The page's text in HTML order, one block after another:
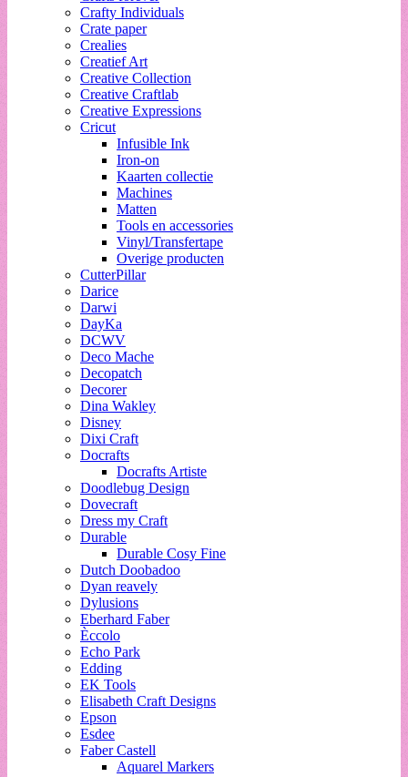
Crafty Individuals
Crate paper
Crealies
Creatief Art
Creative Collection
Creative Craftlab
Creative Expressions
Cricut
Infusible Ink
Iron-on
Kaarten collectie
Machines
Matten
Tools en accessories
Vinyl/Transfertape
Overige producten
CutterPillar
Darice
Darwi
DayKa
DCWV
Deco Mache
Decopatch
Decorer
Dina Wakley
Disney
Dixi Craft
Docrafts
Docrafts Artiste
Doodlebug Design
Dovecraft
Dress my Craft
Durable
Durable Cosy Fine
Dutch Doobadoo
Dyan reavely
Dylusions
Eberhard Faber
Èccolo
Echo Park
Edding
EK Tools
Elisabeth Craft Designs
Epson
Esdee
Faber Castell
Aquarel Markers